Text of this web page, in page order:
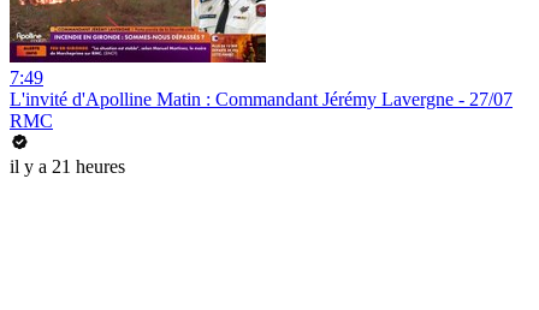
7:49
L'invité d'Apolline Matin : Commandant Jérémy Lavergne - 27/07
RMC
il y a 21 heures